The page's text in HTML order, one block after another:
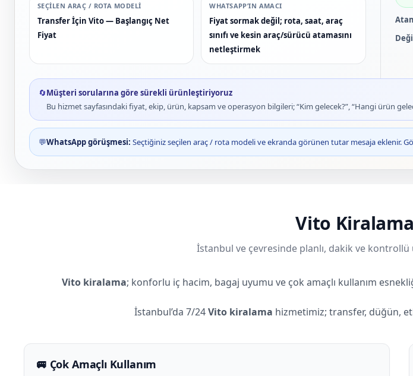
SEÇILEN ARAÇ / ROTA MODELI
Transfer İçin Vito — Başlangıç Net
Fiyat
WHATSAPP’IN AMACI
Fiyat sormak değil; rota, saat, araç
sınıfı ve kesin araç/sürücü atamasını
netleştirmek
🔄Müşteri sorularına göre sürekli ürünleştiriyoruz
Bu hizmet sayfasındaki fiyat, ekip, ürün, kapsam ve operasyon bilgileri; “Kim gelecek?”, “Hangi ürün
💬WhatsApp görüşmesi: Seçtiğiniz seçilen araç / rota modeli ve ekranda görünen tutar mesaja eklenir.
Vito
İstanbul ve çevresinde planlı, dakik ve kontrollü
Vito kiralama; konforlu iç hacim, bagaj uyumu ve çok amaçlı kullanım
İstanbul’da 7/24Vito kiralama hizmetimiz; transfer, düğün,
🚐 Çok Amaçlı Kullanım